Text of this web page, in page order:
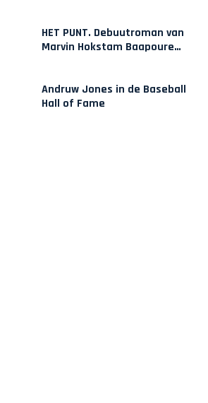
HET PUNT. Debuutroman van
Marvin Hokstam Baapoure
Andruw Jones in de Baseball
Hall of Fame